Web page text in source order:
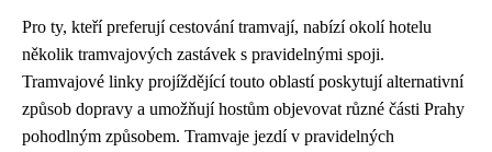
Pro ty, kteří preferují cestování tramvají, nabízí okolí hotelu
několik tramvajových zastávek s pravidelnými spoji.
Tramvajové linky projíždějící touto oblastí poskytují alternativní
způsob dopravy a umožňují hostům objevovat různé části Prahy
pohodlným způsobem. Tramvaje jezdí v pravidelných